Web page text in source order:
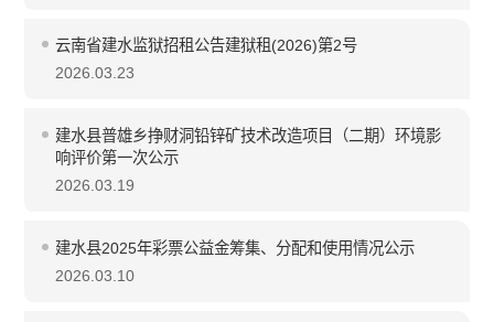
云南省建水监狱招租公告建狱租(2026)第2号
2026.03.23
建水县普雄乡挣财洞铅锌矿技术改造项目（二期）环境影
响评价第一次公示
2026.03.19
建水县2025年彩票公益金筹集、分配和使用情况公示
2026.03.10